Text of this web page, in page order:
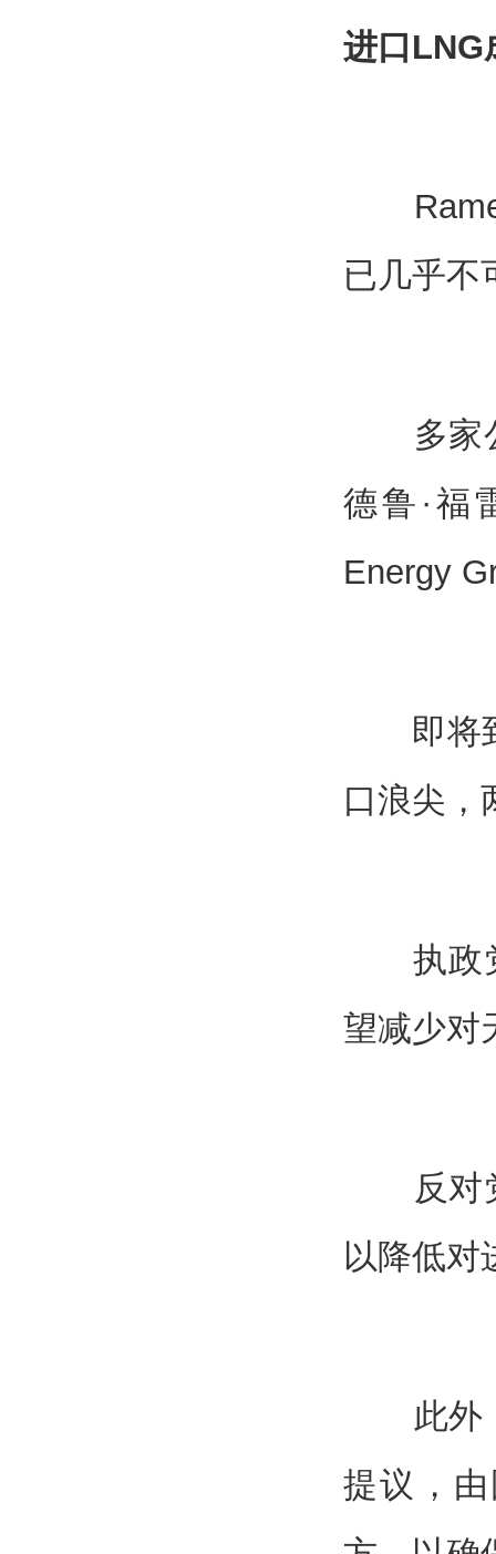
进口LNG
已几乎不
多家公
德鲁·福
Energy
即将到
口浪尖，
执政党
望减少对
反对党
以降低对
此外，
提议，